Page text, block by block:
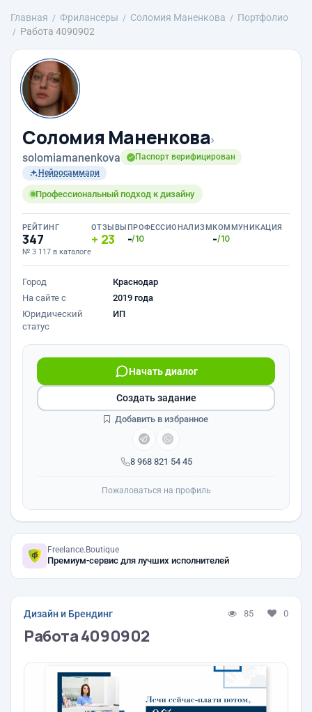
Главная Фрилансеры Соломия Маненкова
Портфолио
Работа 4090902
Соломия Маненкова›
solomiamanenkova
Паспорт верифицирован
Нейросаммари
Профессиональный подход к дизайну
РЕЙТИНГ
347
№ 3 117 в каталоге
ОТЗЫВЫ
23
ПРОФЕССИОНАЛИЗМ
-/10
КОММУНИКАЦИЯ
-/10
Город
Краснодар
На сайте с
2019 года
Юридический
статус
ИП
8 968 821 54 45
Начать диалог
Создать задание
Добавить в избранное
Пожаловаться на профиль
Freelance.Boutique
Премиум-сервис для лучших исполнителей
Дизайн и Брендинг 85 0
Работа 4090902